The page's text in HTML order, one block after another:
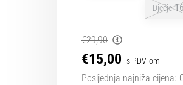
Dječje
€29,90
€15,00 s PDV-om
Posljednja najniža cijena: